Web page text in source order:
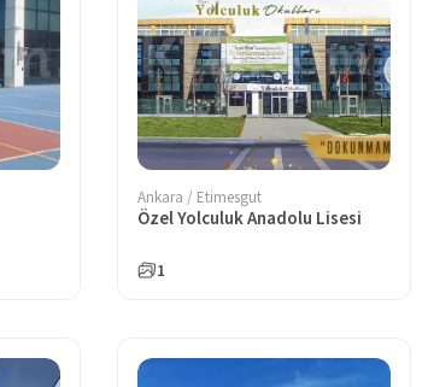
Ankara / Etimesgut
Özel Yolculuk Anadolu Lisesi
1